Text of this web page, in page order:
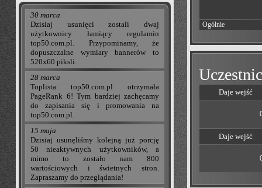
30 marca
Dzisiaj usunięci zostali dwaj
użytkownicy łamiący regulamin
top50.com.pl. Przypominamy, że
dopuszczalne wymiary bannerów to
520x60 piksli.
28 marca
Toplista top50.com.pl otrzymała
PageRank 6! Tym bardziej zachęcamy
do zapisania się i promowania na
top50.com.pl.
15 maja
Dzisiaj usunęliśmy kolejną już porcję
50 nieaktywnych użytkowników, a
mimo to zostało nam 800
wartościowych i świetnych stron.
Zapraszamy do przeglądania!
Ogólnie
Daje wejść
Daje wejść